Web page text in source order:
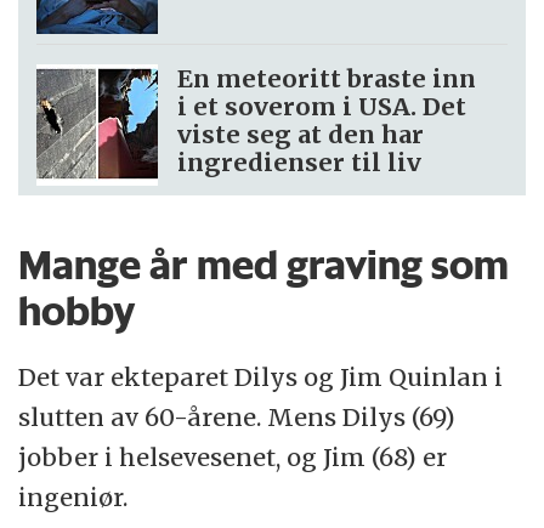
En meteoritt braste inn
i et soverom i USA. Det
viste seg at den har
ingredienser til liv
Mange år med graving som
hobby
Det var ekteparet Dilys og Jim Quinlan i
slutten av 60-årene. Mens Dilys (69)
jobber i helsevesenet, og Jim (68) er
ingeniør.